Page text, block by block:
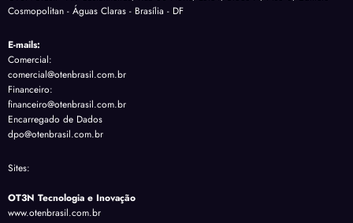
Cosmopolitan - Águas Claras - Brasília - DF
E-mails:
Comercial:
comercial@otenbrasil.com.br
Financeiro:
financeiro@otenbrasil.com.br
Encarregado de Dados
dpo@otenbrasil.com.br
Sites:
OT3N Tecnologia e Inovação
www.otenbrasil.com.br